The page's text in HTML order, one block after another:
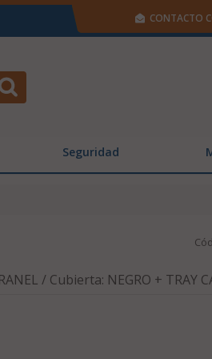
CONTACTO
Seguridad
/ Cubierta: NEGRO + TRAY